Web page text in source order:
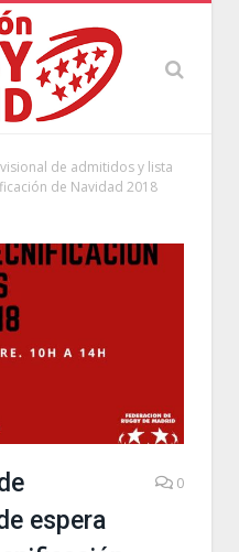
de admitidos y lista
de Navidad 2018
espera
0